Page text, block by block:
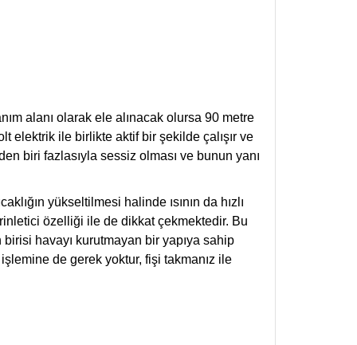
alanı olarak ele alınacak olursa 90 metre
elektrik ile birlikte aktif bir şekilde çalışır ve
biri fazlasıyla sessiz olması ve bunun yanı
yükseltilmesi halinde ısının da hızlı
özelliği ile de dikkat çekmektedir. Bu
havayı kurutmayan bir yapıya sahip
de gerek yoktur, fişi takmanız ile